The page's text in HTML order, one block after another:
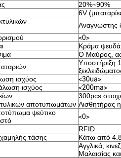
20%~90%
6V
Αναγνώστης
<0>
Κράμα
Ο Μαύρος,
Υποστήριξη
ισχύος
<30ua>
ισχύος
<200ma>
300pcs
αποτυπωμάτων Αισθητήρας
ψεύτικο
<0>
RFID
τάσης
Κάτω από
Αγγλικά,
Μαλαισίας